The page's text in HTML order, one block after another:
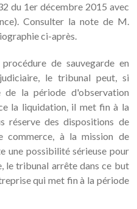
du 1er décembre 2015 avec
Consulter la note de M.
ci-après.
de sauvegarde en
le tribunal peut, si
de la période d'observation
la liquidation, il met fin à la
réserve des dispositions de
commerce, à la mission de
une possibilité sérieuse pour
le tribunal arrête dans ce but
qui met fin à la période